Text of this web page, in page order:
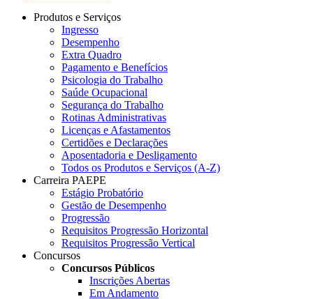
Produtos e Serviços
Ingresso
Desempenho
Extra Quadro
Pagamento e Benefícios
Psicologia do Trabalho
Saúde Ocupacional
Segurança do Trabalho
Rotinas Administrativas
Licenças e Afastamentos
Certidões e Declarações
Aposentadoria e Desligamento
Todos os Produtos e Serviços (A-Z)
Carreira PAEPE
Estágio Probatório
Gestão de Desempenho
Progressão
Requisitos Progressão Horizontal
Requisitos Progressão Vertical
Concursos
Concursos Públicos
Inscrições Abertas
Em Andamento